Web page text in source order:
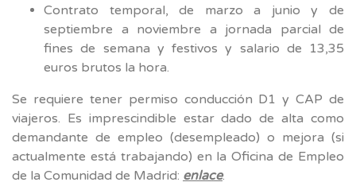
Contrato temporal, de marzo a junio y de
septiembre a noviembre a jornada parcial de
fines de semana y festivos y salario de 13,35
euros brutos la hora.
Se requiere tener permiso conducción D1 y CAP de
viajeros. Es imprescindible estar dado de alta como
demandante de empleo (desempleado) o mejora (si
actualmente está trabajando) en la Oficina de Empleo
de la Comunidad de Madrid: enlace.